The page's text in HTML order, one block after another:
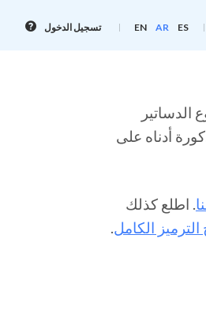
EN AR ES تسجيل الدخول
الدساتير
أدناه على
. اطلع كذلك
الكامل